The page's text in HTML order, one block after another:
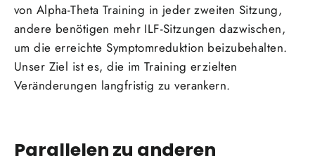
von Alpha-Theta Training in jeder zweiten Sitzung,
andere benötigen mehr ILF-Sitzungen dazwischen,
um die erreichte Symptomreduktion beizubehalten.
Unser Ziel ist es, die im Training erzielten
Veränderungen langfristig zu verankern.
Parallelen zu anderen